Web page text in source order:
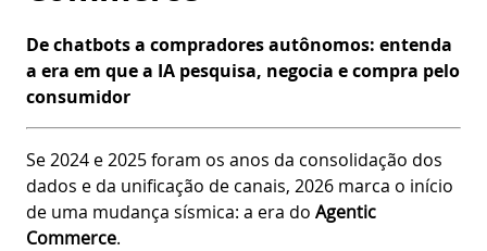
De chatbots a compradores autônomos: entenda
a era em que a IA pesquisa, negocia e compra pelo
consumidor
Se 2024 e 2025 foram os anos da consolidação dos
dados e da unificação de canais, 2026 marca o início
de uma mudança sísmica: a era do Agentic
Commerce.